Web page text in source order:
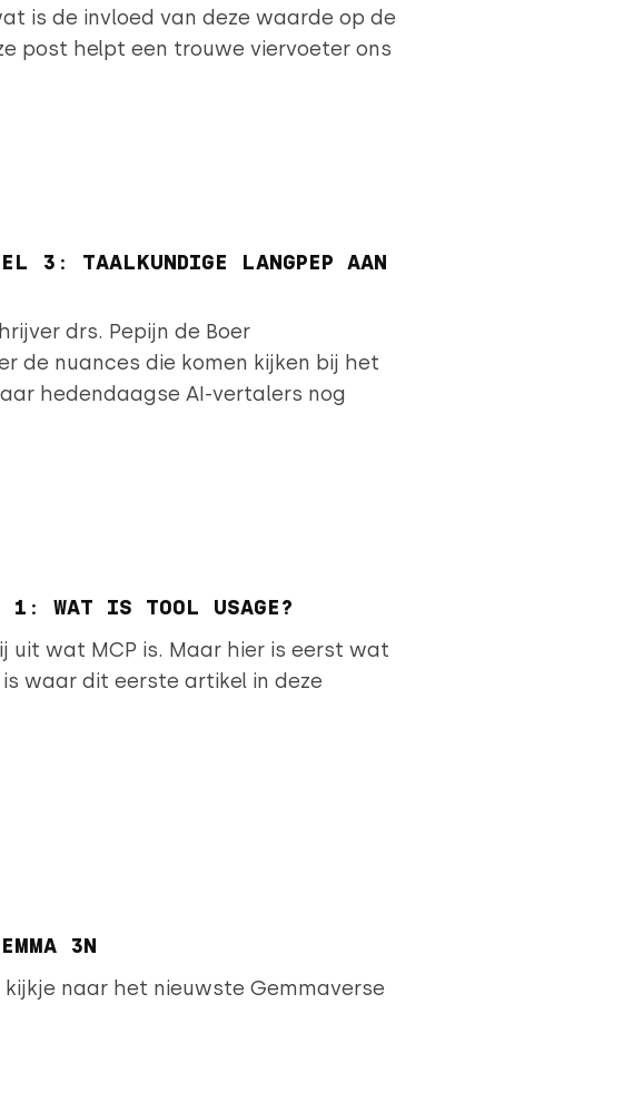
is de invloed van deze waarde op de
post helpt een trouwe viervoeter ons
3: TAALKUNDIGE LANGPEP AAN
drs. Pepijn de Boer
nuances die komen kijken bij het
hedendaagse AI-vertalers nog
1: WAT IS TOOL USAGE?
uit wat MCP is. Maar hier is eerst wat
waar dit eerste artikel in deze
3N
naar het nieuwste Gemmaverse